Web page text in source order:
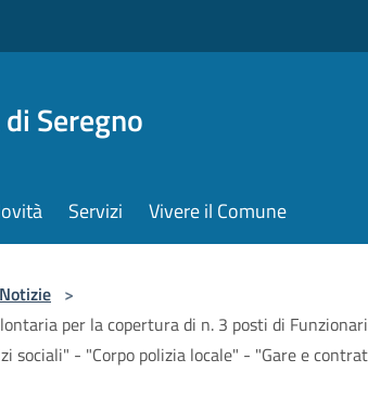
Seregno
Servizi Vivere il Comune
Notizie >
per la copertura di n. 3 posti di
sociali" - "Corpo polizia locale" - "Gare e